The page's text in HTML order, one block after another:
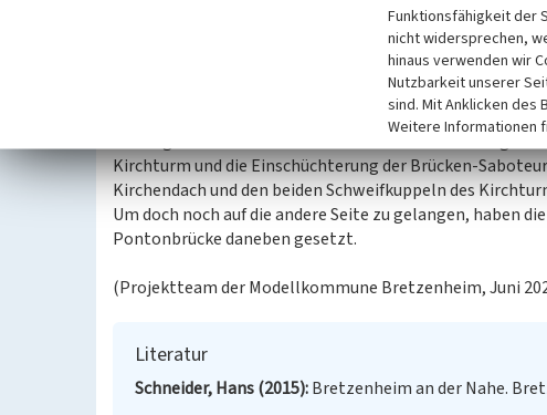
Brücke überqueren konnte und bereits ein zweiter die
im Vorfeld konnten die Amerikaner die Brücke nicht
Nachdem die letzten 50 deutschen Soldaten am 17. März
Rheinhessen überwechselten, machten sich ältere, für
Äxten und Sägen an der Brücke zu schaffen. Dies blieb
Kirchturm und die Einschüchterung der Brücken-
Kirchendach und den beiden Schweifkuppeln des
Um doch noch auf die andere Seite zu gelangen, haben
Pontonbrücke daneben gesetzt.
(Projektteam der Modellkommune Bretzenheim, Juni
Literatur
Schneider, Hans (2015) Bretzenheim an der Nahe.
Funktionsfähigkeit der
nicht widersprechen,
hinaus verwenden wir
Nutzbarkeit unserer
sind. Mit Anklicken des
Weitere Informationen